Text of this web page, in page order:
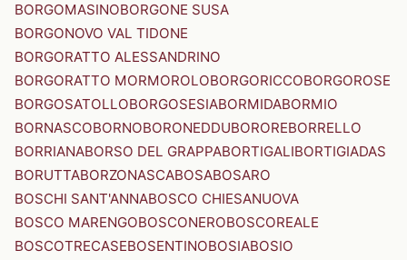
BORGOMASINOBORGONE SUSA
BORGONOVO VAL TIDONE
BORGORATTO ALESSANDRINO
BORGORATTO MORMOROLOBORGORICCOBORGOROSE
BORGOSATOLLOBORGOSESIABORMIDABORMIO
BORNASCOBORNOBORONEDDUBOROREBORRELLO
BORRIANABORSO DEL GRAPPABORTIGALIBORTIGIADAS
BORUTTABORZONASCABOSABOSARO
BOSCHI SANT'ANNABOSCO CHIESANUOVA
BOSCO MARENGOBOSCONEROBOSCOREALE
BOSCOTRECASEBOSENTINOBOSIABOSIO